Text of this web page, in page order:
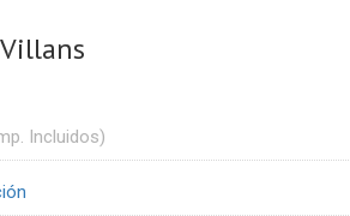
Incluidos)